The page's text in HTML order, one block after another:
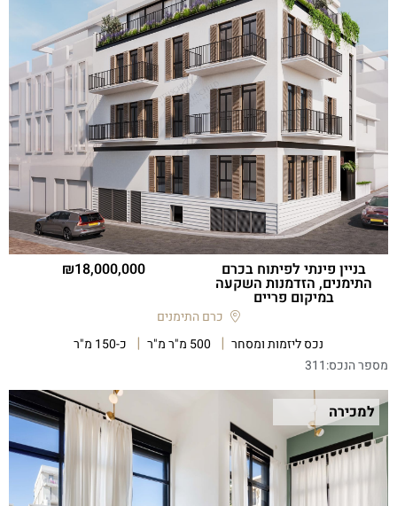
בניין פינתי לפיתוח בכרם
התימנים, הזדמנות השקעה
במיקום פריים
18,000,000
כרם התימנים
נכס ליזמות ומסחר
500 מ"ר מ"ר
כ-150 מ"ר
מספר הנכס:311
למכירה